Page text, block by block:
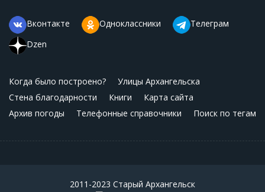
Вконтакте Одноклассники
Телеграм
Dzen
Когда было построено?
Улицы Архангельска
Стена благодарности
Книги
Карта сайта
Архив погоды
Телефонные справочники Поиск по тегам
2011-2023 Старый Архангельск